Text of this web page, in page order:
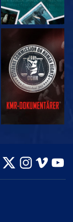
TITTA
UTFORSKA
SERIEN